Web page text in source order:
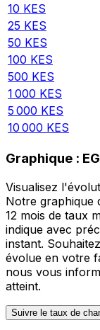
10 KES
25 KES
50 KES
100 KES
500 KES
1 000 KES
5 000 KES
10 000 KES
Graphique :
Visualisez
Notre graphique
12 mois de taux
indique avec
instant.
évolue en votre
nous vous
atteint.
Suivre le taux de